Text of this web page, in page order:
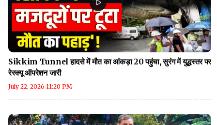
Sikkim Tunnel हादसे में मौत का आंकड़ा 20 पहुंचा, सुरंग में युद्धस्तर पर
रेस्क्यू ऑपरेशन जारी
July 22, 2026 11:20 PM